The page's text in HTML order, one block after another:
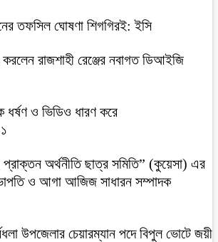
তফসিল ঘোষণা শিগগিরই: ইসি
করলেন রাজশাহী রেঞ্জের নবাগত ডিআইজি
ধর্ষণ ও ভিডিও ধারণ করে
প্রাক্তন অর্থনীতি ছাত্র সমিতি” (কুয়েসা) এর
ও আগা আজিজ সাধারন সম্পাদক
উপজেলার চেয়ারম্যান পদে বিপুল ভোটে জয়ী